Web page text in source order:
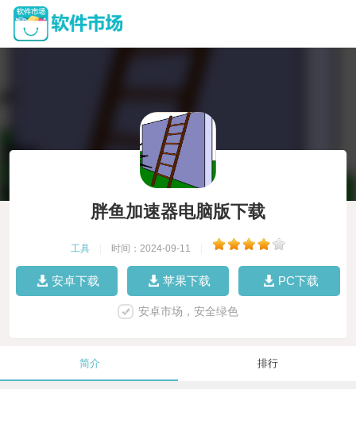
胖鱼加速器电脑版下载
工具 时间：2024-09-11
安卓下载 苹果下载 PC下载
安卓市场，安全绿色
简介 排行